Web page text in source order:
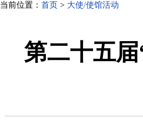
当前位置： 首页 > 大使/使馆活动
第二十五